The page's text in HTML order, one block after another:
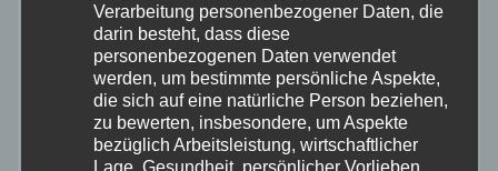
Februar 2025
Januar 2025
Dezember 2024
Verarbeitung personenbezogener Daten, die
darin besteht, dass diese
personenbezogenen Daten verwendet
werden, um bestimmte persönliche Aspekte,
die sich auf eine natürliche Person beziehen,
zu bewerten, insbesondere, um Aspekte
bezüglich Arbeitsleistung, wirtschaftlicher
Lage, Gesundheit, persönlicher Vorlieben,